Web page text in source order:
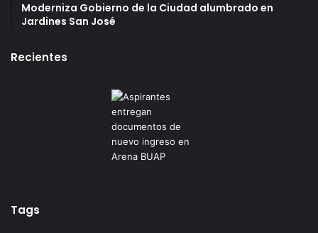
Moderniza Gobierno de la Ciudad alumbrado en
Jardines San José
Recientes
Tags